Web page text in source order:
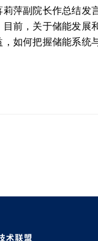
副院长作总结发言
前，关于储能发展
如何把握储能系统